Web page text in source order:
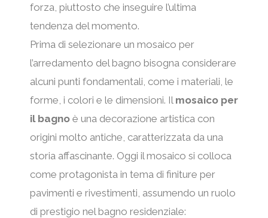
p
e
c
e
d
e
n
forza, piuttosto che inseguire l’ultima
tendenza del momento.
Prima di selezionare un mosaico per
l’arredamento del bagno bisogna considerare
alcuni punti fondamentali, come i materiali, le
forme, i colori e le dimensioni. Il mosaico per
il bagno è una decorazione artistica con
origini molto antiche, caratterizzata da una
storia affascinante. Oggi il mosaico si colloca
come protagonista in tema di finiture per
pavimenti e rivestimenti, assumendo un ruolo
di prestigio nel bagno residenziale: